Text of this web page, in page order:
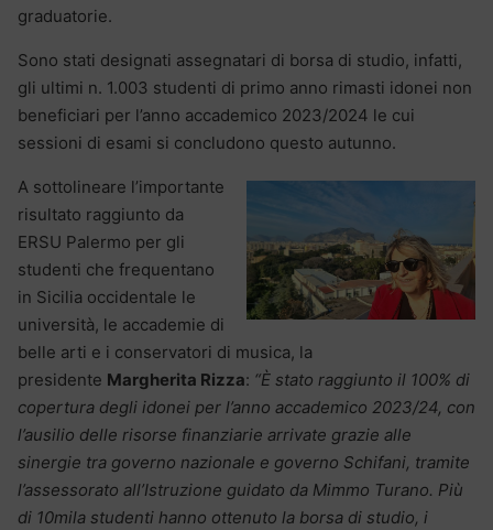
graduatorie.
Sono stati designati assegnatari di borsa di studio, infatti,
gli ultimi n. 1.003 studenti di primo anno rimasti idonei non
beneficiari per l’anno accademico 2023/2024 le cui
sessioni di esami si concludono questo autunno.
A sottolineare l’importante
risultato raggiunto da
ERSU Palermo per gli
studenti che frequentano
in Sicilia occidentale le
università, le accademie di
belle arti e i conservatori di musica, la
presidente Margherita Rizza: “È stato raggiunto il 100% di
copertura degli idonei per l’anno accademico 2023/24, con
l’ausilio delle risorse finanziarie arrivate grazie alle
sinergie tra governo nazionale e governo Schifani, tramite
l’assessorato all’Istruzione guidato da Mimmo Turano. Più
di 10mila studenti hanno ottenuto la borsa di studio, i